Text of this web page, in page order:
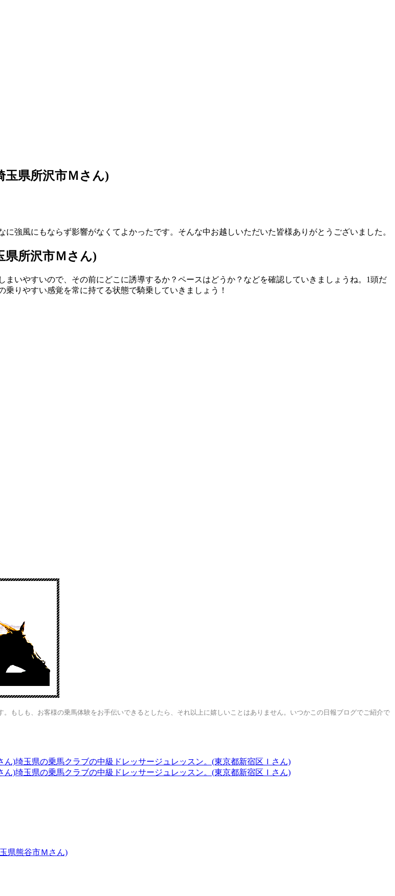
県所沢市Ｍさん)
強風にもならず影響がなくてよかったです。そんな中お越しいただいた皆様ありがとうございました。
所沢市Ｍさん)
いやすいので、その前にどこに誘導するか？ペースはどうか？などを確認していきましょうね。1頭だ
りやすい感覚を常に持てる状態で騎乗していきましょう！
もしも、お客様の乗馬体験をお手伝いできるとしたら、それ以上に嬉しいことはありません。いつかこの日報ブログでご紹介で
埼玉県の乗馬クラブの中級ドレッサージュレッスン。(東京都新宿区Ｉさん)
埼玉県の乗馬クラブの中級ドレッサージュレッスン。(東京都新宿区Ｉさん)
県熊谷市Ｍさん)